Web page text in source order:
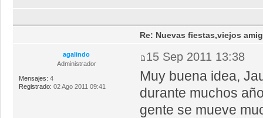
agalindo
Administrador
Mensajes: 4
Registrado: 02 Ago 2011 09:41
Re: Nuevas fiestas,viejos
15 Sep 2011 13:38
Muy buena idea,
durante muchos
gente se mueve